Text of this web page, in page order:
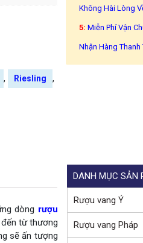
, Riesling ,
Không Hài Lòng
5: Miễn Phí Vận
Nhận Hàng Thanh
dòng rượu
từ thương
sẽ ấn tượng
DANH MỤC SẢN
Rượu vang Ý
Rượu vang Pháp